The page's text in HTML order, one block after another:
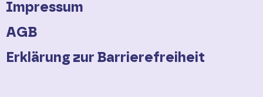
Impressum
AGB
Erklärung zur Barrierefreiheit